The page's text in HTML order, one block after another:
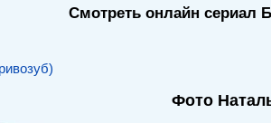
Смотреть онлайн сериал
Фото